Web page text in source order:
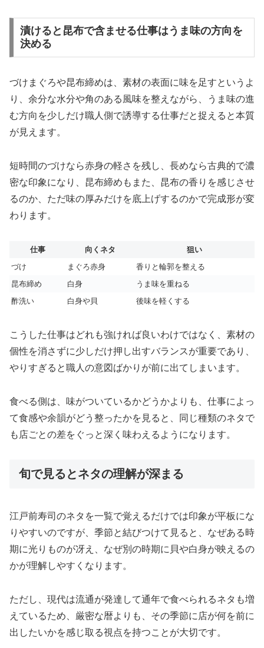
漬けると昆布で含ませる仕事はうま味の方向を
決める
づけまぐろや昆布締めは、素材の表面に味を足すというよ
り、余分な水分や角のある風味を整えながら、うま味の進
む方向を少しだけ職人側で誘導する仕事だと捉えると本質
が見えます。
短時間のづけなら赤身の軽さを残し、長めなら古典的で濃
密な印象になり、昆布締めもまた、昆布の香りを感じさせ
るのか、ただ味の厚みだけを底上げするのかで完成形が変
わります。
仕事 向くネタ
狙い
づけ
まぐろ赤身
香りと輪郭を整える
昆布締め
白身
うま味を重ねる
酢洗い
白身や貝 後味を軽くする
こうした仕事はどれも強ければ良いわけではなく、素材の
個性を消さずに少しだけ押し出すバランスが重要であり、
やりすぎると職人の意図ばかりが前に出てしまいます。
食べる側は、味がついているかどうかよりも、仕事によっ
て食感や余韻がどう整ったかを見ると、同じ種類のネタで
も店ごとの差をぐっと深く味わえるようになります。
旬で見るとネタの理解が深まる
江戸前寿司のネタを一覧で覚えるだけでは印象が平板にな
りやすいのですが、季節と結びつけて見ると、なぜある時
期に光りものが冴え、なぜ別の時期に貝や白身が映えるの
かが理解しやすくなります。
ただし、現代は流通が発達して通年で食べられるネタも増
えているため、厳密な暦よりも、その季節に店が何を前に
出したいかを感じ取る視点を持つことが大切です。